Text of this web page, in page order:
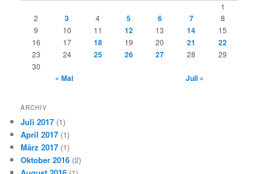
1
2
3 4 5 6 7
8
9
10 11 12 13 14
15
16
17 18 19 20 21 22
23 24 25 26 27 28
29
30
« Mai Juli »
ARCHIV
Juli 2017 (1)
April 2017 (1)
März 2017 (1)
Oktober 2016 (2)